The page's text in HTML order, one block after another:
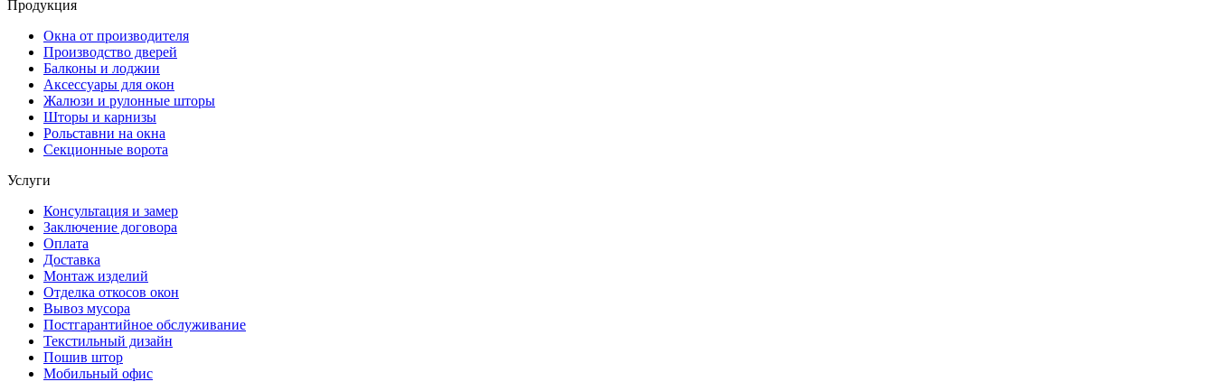
Продукция
Окна от производителя
Производство дверей
Балконы и лоджии
Аксессуары для окон
Жалюзи и рулонные шторы
Шторы и карнизы
Рольставни на окна
Секционные ворота
Услуги
Консультация и замер
Заключение договора
Оплата
Доставка
Монтаж изделий
Отделка откосов окон
Вывоз мусора
Постгарантийное обслуживание
Текстильный дизайн
Пошив штор
Мобильный офис